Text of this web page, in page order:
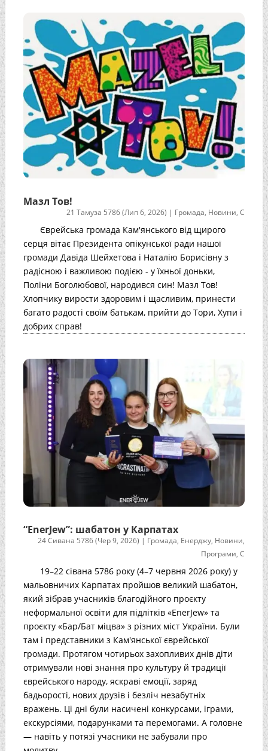
Мазл Тов!
21 Тамуза 5786 (Лип 6, 2026) | Громада, Новини,С
Єврейська громада Кам'янського від щирого
серця вітає Президента опікунської ради нашої
громади Давіда Шейхетова і Наталію Борисівну з
радісною і важливою подією - у їхньої доньки,
Поліни Боголюбової, народився син! Мазл Тов!
Хлопчику вирости здоровим і щасливим, принести
багато радості своїм батькам, прийти до Тори, Хупи і
добрих справ!
“EnerJew”: шабатон у Карпатах
24 Сивана 5786 (Чер 9, 2026) | Громада, Енерджу, Новини,
Програми,С
19–22 сівана 5786 року (4–7 червня 2026 року) у
мальовничих Карпатах пройшов великий шабатон,
який зібрав учасників благодійного проєкту
неформальної освіти для підлітків «EnerJew» та
проєкту «Бар/Бат міцва» з різних міст України. Були
там і представники з Кам'янської єврейської
громади. Протягом чотирьох захопливих днів діти
отримували нові знання про культуру й традиції
єврейського народу, яскраві емоції, заряд
бадьорості, нових друзів і безліч незабутніх
вражень. Ці дні були насичені конкурсами, іграми,
екскурсіями, подарунками та перемогами. А головне
— навіть у потязі учасники не забували про